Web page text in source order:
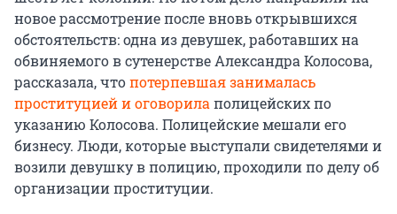
новое рассмотрение после вновь открывшихся
обстоятельств: одна из девушек, работавших на
обвиняемого в сутенерстве Александра Колосова,
рассказала, чтопотерпевшая занималась
проституцией и оговорилаполицейских по
указанию Колосова. Полицейские мешали его
бизнесу. Люди, которые выступали свидетелями и
возили девушку в полицию, проходили по делу об
организации проституции.